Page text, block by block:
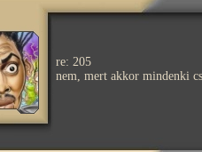
re: 205
nem, mert akkor mindenki